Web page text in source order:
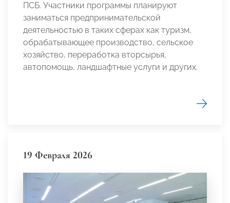
ПСБ. Участники программы планируют
заниматься предпринимательской
деятельностью в таких сферах как туризм,
обрабатывающее производство, сельское
хозяйство, переработка вторсырья,
автопомощь, ландшафтные услуги и других.
19 Февраля 2026